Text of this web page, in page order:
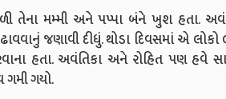
તેના મમ્મી અને પપ્પા બંને ખુશ હતા.
જણાવી દીધું. થોડા દિવસમાં એ
હતા. અવંતિકા અને રોહિત પણ હવે
ગમી ગયો.